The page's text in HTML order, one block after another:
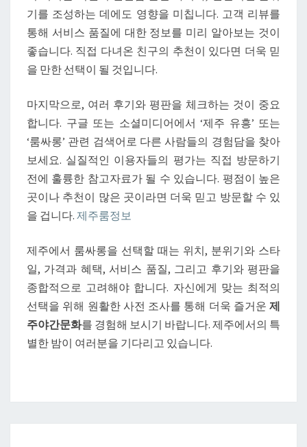
기를 조성하는 데에도 영향을 미칩니다. 고객 리뷰를
통해 서비스 품질에 대한 정보를 미리 알아보는 것이
좋습니다. 직접 다녀온 친구의 추천이 있다면 더욱 믿
을 만한 선택이 될 것입니다.
마지막으로, 여러 후기와 평판을 체크하는 것이 중요
합니다. 구글 또는 소셜미디어에서 ‘제주 유흥’ 또는
‘룸싸롱’ 관련 검색어로 다른 사람들의 경험담을 찾아
보세요. 실질적인 이용자들의 평가는 직접 방문하기
전에 훌륭한 참고자료가 될 수 있습니다. 평점이 높은
곳이나 추천이 많은 곳이라면 더욱 믿고 방문할 수 있
을 겁니다. 제주룸정보
제주에서 룸싸롱을 선택할 때는 위치, 분위기와 스타
일, 가격과 혜택, 서비스 품질, 그리고 후기와 평판을
종합적으로 고려해야 합니다. 자신에게 맞는 최적의
선택을 위해 원활한 사전 조사를 통해 더욱 즐거운 제
주야간문화를 경험해 보시기 바랍니다. 제주에서의 특
별한 밤이 여러분을 기다리고 있습니다.